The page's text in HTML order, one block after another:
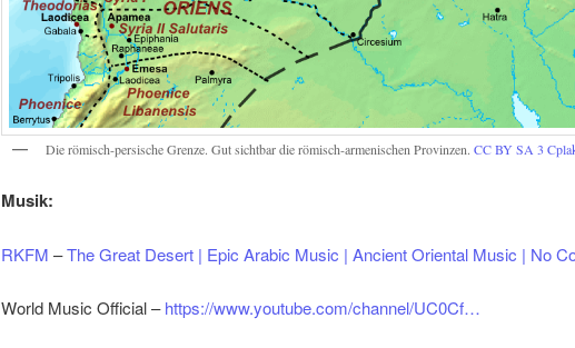
Die römisch-persische Grenze. Gut sichtbar die römisch-armenischen Provinzen. CC BY SA 3
Musik:
RKFM –The Great Desert | Epic Arabic Music | Ancient Oriental Music | No
World Music Official –https://www.youtube.com/channel/UC0Cf…